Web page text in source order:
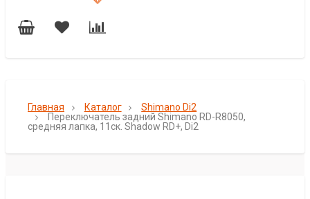
Главная Каталог
Shimano Di2
Переключатель задний Shimano RD-R8050,
средняя лапка, 11ск. Shadow RD+, Di2